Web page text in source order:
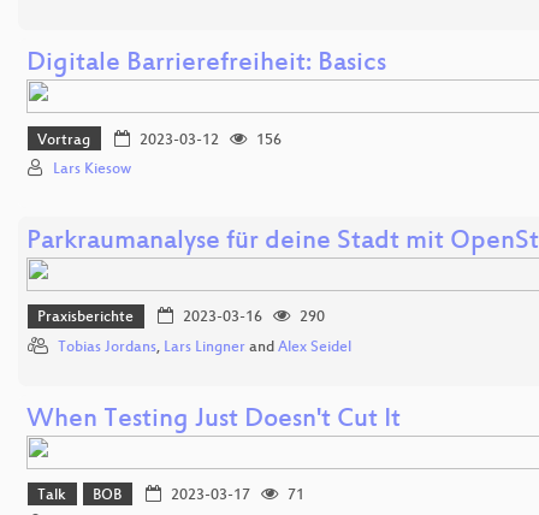
Digitale Barrierefreiheit: Basics
Vortrag 2023-03-12
156
Lars Kiesow
Parkraumanalyse für deine Stadt mit
Praxisberichte 2023-03-16
290
Tobias Jordans, Lars Lingner and Alex Seidel
When Testing Just Doesn't Cut It
Talk BOB 2023-03-17
71